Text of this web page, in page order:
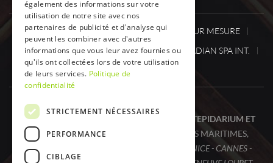
SPA ONE SPA
SAUNA / HAMMAM SUR MESURE
CABINESINFRAROUGE
ACTUS.
CANADIAN SPA INT.
DÉSTOCKAGE
SPA ONE, VOTRE SPÉCIALISTE SPA, SAUNA, TEPIDARIUM ET
CABINE INFRAROUGE (I.R.)
DANS LES ALPES MARITIMES,
ÀCAGNES SUR MER - SAINT PAUL DE VENCE - NICE - CANNES -
également des informations sur votre
utilisation de notre site avec nos
partenaires de publicité et d'analyse qui
peuvent les combiner avec d'autres
informations que vous leur avez fournies ou
qu'ils ont collectées lors de votre utilisation
de leurs services. Politique de
confidentialité
STRICTEMENT NÉCESSAIRES
PERFORMANCE
CIBLAGE